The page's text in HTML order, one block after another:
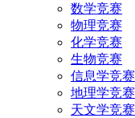
数学竞赛
物理竞赛
化学竞赛
生物竞赛
信息学竞赛
地理学竞赛
天文学竞赛